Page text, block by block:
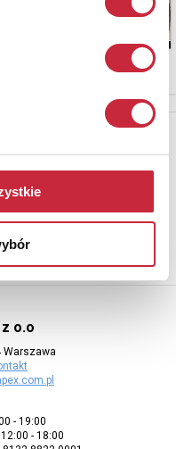
o.o
Warszawa
- 19:00
- 18:00